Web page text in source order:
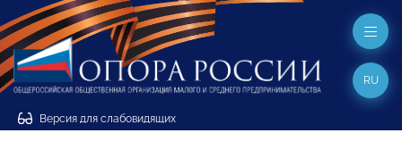
Версия для слабовидящих
RU